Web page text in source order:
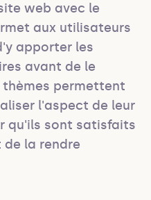
web avec le
aux utilisateurs
apporter les
avant de le
thèmes permettent
l'aspect de leur
qu'ils sont satisfaits
la rendre